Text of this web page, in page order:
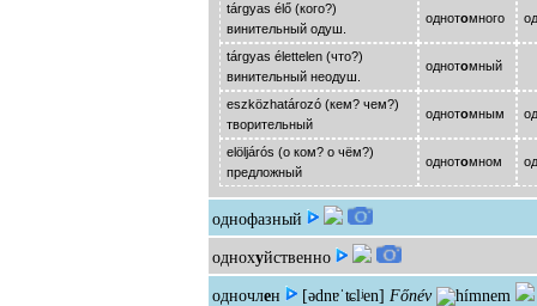
tárgyas élő (кого?)
винительный одуш.
однотомного
tárgyas élettelen (что?)
винительный неодуш.
однотомный
eszközhatározó (кем? чем?)
творительный
однотомным
elöljárós (о ком? о чём?)
предложный
однотомном
однофазный
однохуйственно
одночлен [ədnɐˈʨlʲen] Főnév